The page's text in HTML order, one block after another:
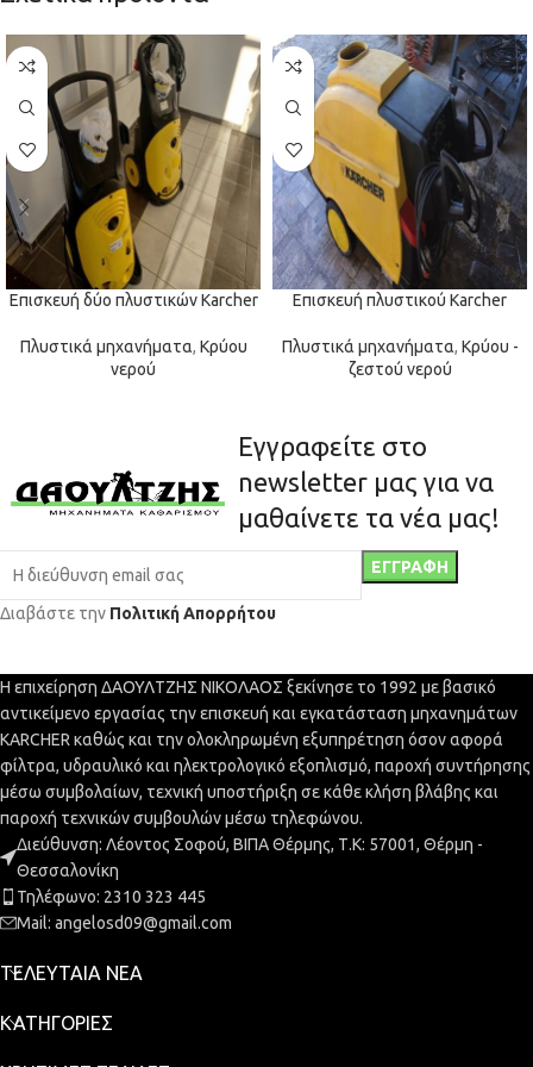
Επισκευή δύο πλυστικών Karcher
Πλυστικά μηχανήματα, Κρύου
νερού
Επισκευή πλυστικού Karcher
Πλυστικά μηχανήματα, Κρύου -
ζεστού νερού
Εγγραφείτε στο
newsletter μας για να
μαθαίνετε τα νέα μας!
Διαβάστε την Πολιτική Απορρήτου
Η επιχείρηση ΔΑΟΥΛΤΖΗΣ ΝΙΚΟΛΑΟΣ ξεκίνησε το 1992 με βασικό
αντικείμενο εργασίας την επισκευή και εγκατάσταση μηχανημάτων
KARCHER καθώς και την ολοκληρωμένη εξυπηρέτηση όσον αφορά
φίλτρα, υδραυλικό και ηλεκτρολογικό εξοπλισμό, παροχή συντήρησης
μέσω συμβολαίων, τεχνική υποστήριξη σε κάθε κλήση βλάβης και
παροχή τεχνικών συμβουλών μέσω τηλεφώνου.
Διεύθυνση: Λέοντος Σοφού, ΒΙΠΑ Θέρμης, Τ.Κ: 57001, Θέρμη -
Θεσσαλονίκη
Τηλέφωνο: 2310 323 445
Mail: angelosd09@gmail.com
ΤΕΛΕΥΤΑΊΑ ΝΈΑ
ΚΑΤΗΓΟΡΊΕΣ